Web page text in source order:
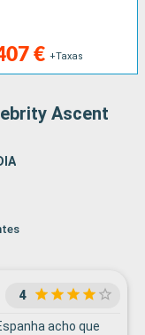
€ +Taxas
Ascent
4
acho que